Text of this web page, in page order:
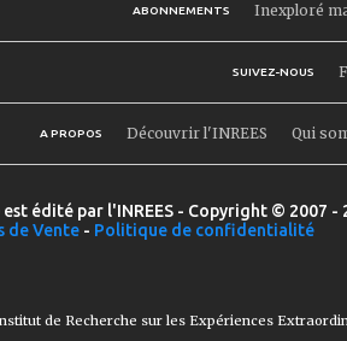
ABONNEMENTS Inexploré
SUIVEZ-NOUS
A PROPOS Découvrir l'INREES Qui
édité par l'INREES - Copyright © 2007
de Vente - Politique de confidentialité
de Recherche sur les Expériences